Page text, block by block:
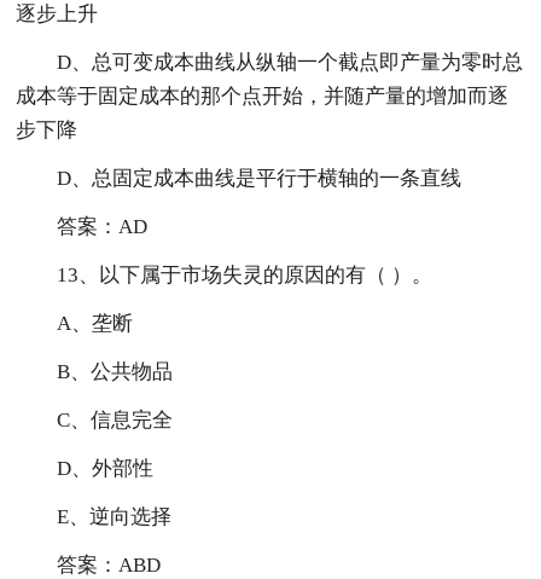
逐步上升
D、总可变成本曲线从纵轴一个截点即产量为零时总
成本等于固定成本的那个点开始，并随产量的增加而逐
步下降
D、总固定成本曲线是平行于横轴的一条直线
答案：AD
13、以下属于市场失灵的原因的有（ ）。
A、垄断
B、公共物品
C、信息完全
D、外部性
E、逆向选择
答案：ABD